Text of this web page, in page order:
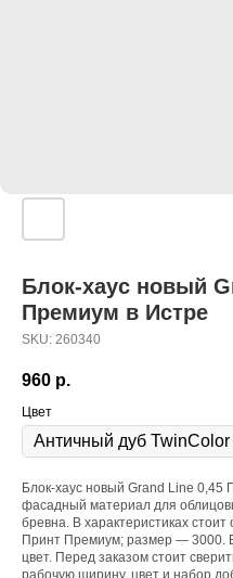
Блок-хаус новый
Премиум в Истре
SKU: 260340
960 р.
Цвет
Блок-хаус новый Grand Line
фасадный материал для
бревна. В характеристиках
Принт Премиум; размер — 3000.
цвет. Перед заказом стоит
рабочую ширину, цвет и набор